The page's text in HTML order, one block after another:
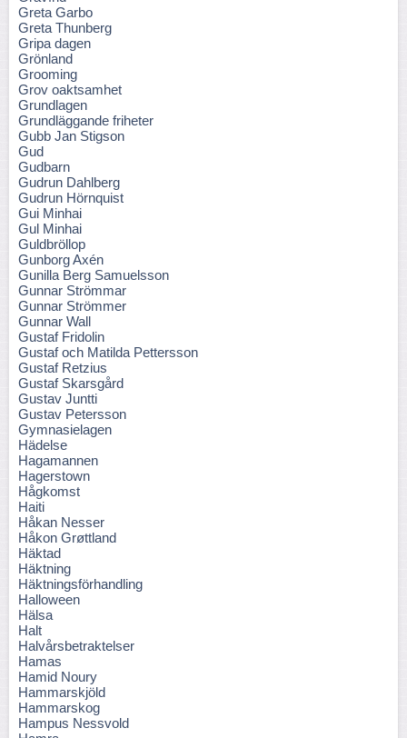
Greta Garbo
Greta Thunberg
Gripa dagen
Grönland
Grooming
Grov oaktsamhet
Grundlagen
Grundläggande friheter
Gubb Jan Stigson
Gud
Gudbarn
Gudrun Dahlberg
Gudrun Hörnquist
Gui Minhai
Gul Minhai
Guldbröllop
Gunborg Axén
Gunilla Berg Samuelsson
Gunnar Strömmar
Gunnar Strömmer
Gunnar Wall
Gustaf Fridolin
Gustaf och Matilda Pettersson
Gustaf Retzius
Gustaf Skarsgård
Gustav Juntti
Gustav Petersson
Gymnasielagen
Hädelse
Hagamannen
Hagerstown
Hågkomst
Haiti
Håkan Nesser
Håkon Grøttland
Häktad
Häktning
Häktningsförhandling
Halloween
Hälsa
Halt
Halvårsbetraktelser
Hamas
Hamid Noury
Hammarskjöld
Hammarskog
Hampus Nessvold